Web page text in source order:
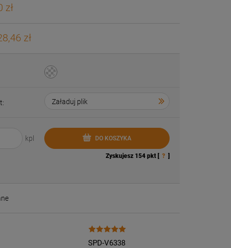
zł
zł
kpl DO KOSZYKA
Zyskujesz 154pkt [ ? ]
SPD-V6338